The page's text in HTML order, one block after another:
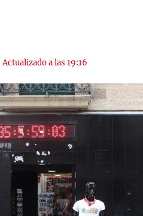
|Actualizado a las 19:16